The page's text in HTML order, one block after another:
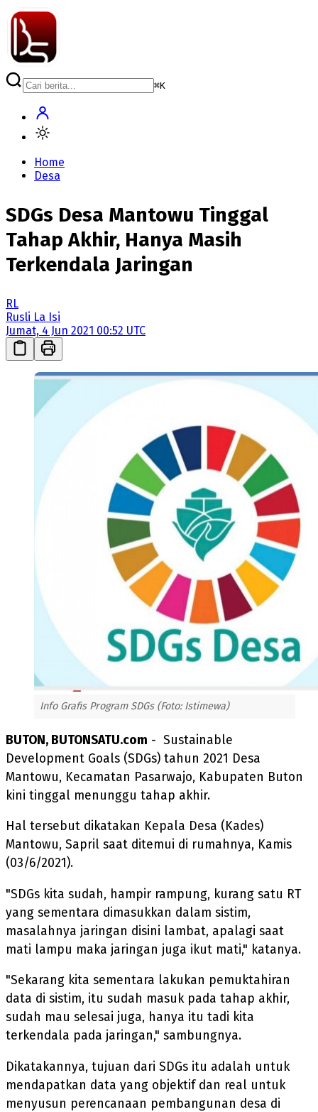
⌘K
Home
Desa
SDGs Desa Mantowu Tinggal
Tahap Akhir, Hanya Masih
Terkendala Jaringan
RL
Rusli La Isi
Jumat, 4 Jun 2021 00:52 UTC
Info Grafis Program SDGs (Foto: Istimewa)
BUTON, BUTONSATU.com - Sustainable
Development Goals (SDGs) tahun 2021 Desa
Mantowu, Kecamatan Pasarwajo, Kabupaten Buton
kini tinggal menunggu tahap akhir.
Hal tersebut dikatakan Kepala Desa (Kades)
Mantowu, Sapril saat ditemui di rumahnya, Kamis
(03/6/2021).
"SDGs kita sudah, hampir rampung, kurang satu RT
yang sementara dimasukkan dalam sistim,
masalahnya jaringan disini lambat, apalagi saat
mati lampu maka jaringan juga ikut mati," katanya.
"Sekarang kita sementara lakukan pemuktahiran
data di sistim, itu sudah masuk pada tahap akhir,
sudah mau selesai juga, hanya itu tadi kita
terkendala pada jaringan," sambungnya.
Dikatakannya, tujuan dari SDGs itu adalah untuk
mendapatkan data yang objektif dan real untuk
menyusun perencanaan pembangunan desa di